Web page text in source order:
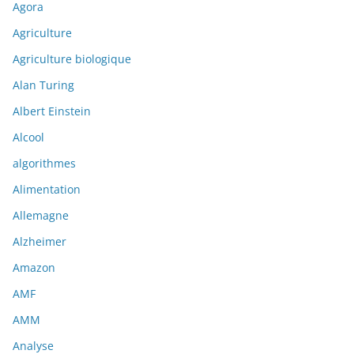
Agora
Agriculture
Agriculture biologique
Alan Turing
Albert Einstein
Alcool
algorithmes
Alimentation
Allemagne
Alzheimer
Amazon
AMF
AMM
Analyse